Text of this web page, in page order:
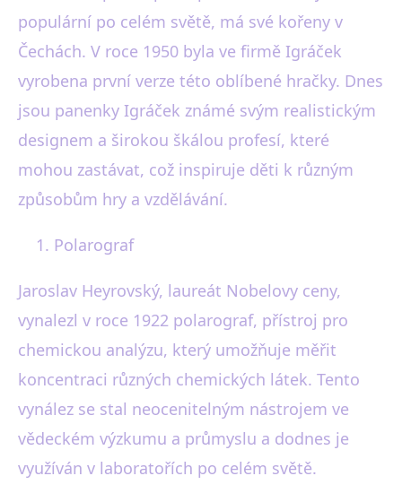
populární po celém světě, má své kořeny v
Čechách. V roce 1950 byla ve firmě Igráček
vyrobena první verze této oblíbené hračky. Dnes
jsou panenky Igráček známé svým realistickým
designem a širokou škálou profesí, které
mohou zastávat, což inspiruje děti k různým
způsobům hry a vzdělávání.
Polarograf
Jaroslav Heyrovský, laureát Nobelovy ceny,
vynalezl v roce 1922 polarograf, přístroj pro
chemickou analýzu, který umožňuje měřit
koncentraci různých chemických látek. Tento
vynález se stal neocenitelným nástrojem ve
vědeckém výzkumu a průmyslu a dodnes je
využíván v laboratořích po celém světě.